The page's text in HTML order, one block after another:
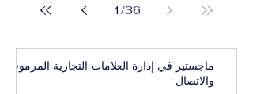
1 /36
ماجستير في إدارة العلامات التجارية المرموقة
والاتصال